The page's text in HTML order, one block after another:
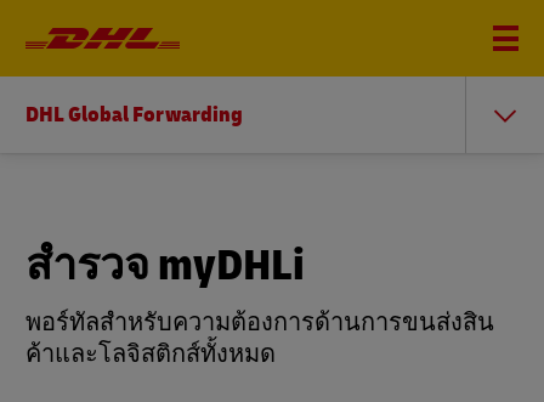
DHL Global Forwarding
สำรวจ myDHLi
พอร์ทัลสำหรับความต้องการด้านการขนส่งสิน
ค้าและโลจิสติกส์ทั้งหมด